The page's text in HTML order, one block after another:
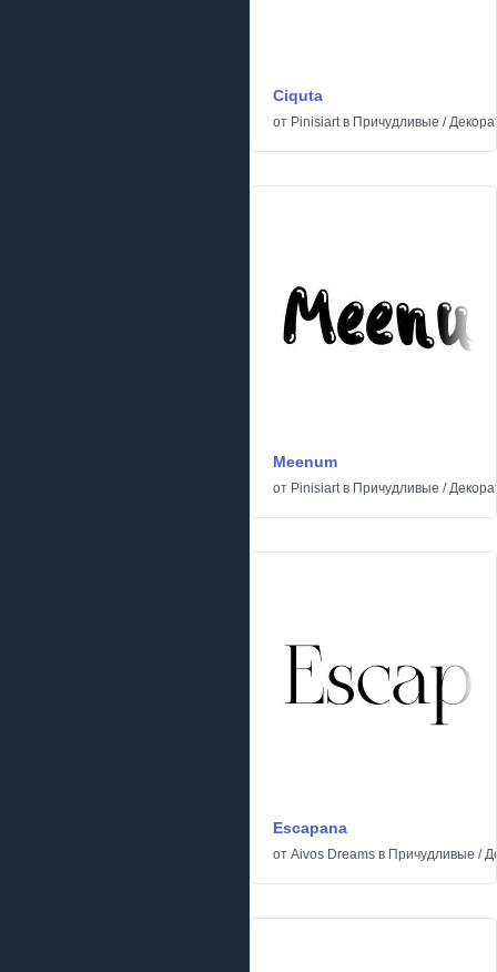
Ciquta
от Pinisiartв Причудливые /
Meenum
от Pinisiartв Причудливые /
Escapana
от Aivos Dreams в Причудливые /